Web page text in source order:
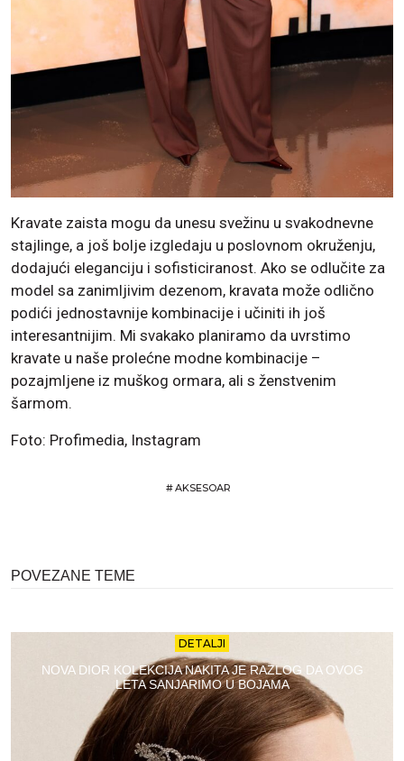
Kravate zaista mogu da unesu svežinu u svakodnevne
stajlinge, a još bolje izgledaju u poslovnom okruženju,
dodajući eleganciju i sofisticiranost. Ako se odlučite za
model sa zanimljivim dezenom, kravata može odlično
podići jednostavnije kombinacije i učiniti ih još
interesantnijim. Mi svakako planiramo da uvrstimo
kravate u naše prolećne modne kombinacije –
pozajmljene iz muškog ormara, ali s ženstvenim
šarmom.
Foto: Profimedia, Instagram
#AKSESOAR
POVEZANE TEME
DETALJI
NOVA DIOR KOLEKCIJA NAKITA JE RAZLOG DA OVOG
LETA SANJARIMO U BOJAMA